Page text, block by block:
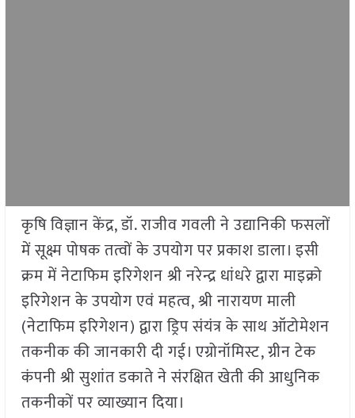
कृषि विज्ञान केंद्र, डॉ. राजीव गवली ने उद्यानिकी फसलों
में सूक्ष्म पोषक तत्वों के उपयोग पर प्रकाश डाला। इसी
क्रम में नेटाफिम इरिगेशन श्री नरेन्द्र धांधरे द्वारा माइक्रो
इरिगेशन के उपयोग एवं महत्व, श्री नारायण माली
(नेटाफिम इरिगेशन) द्वारा ड्रिप संयंत्र के साथ ऑटोमेशन
तकनीक की जानकारी दी गई। एग्रोनॉमिस्ट, ग्रीन टेक
कंपनी श्री सुशांत डकाते ने संरक्षित खेती की आधुनिक
तकनीकों पर व्याख्यान दिया।